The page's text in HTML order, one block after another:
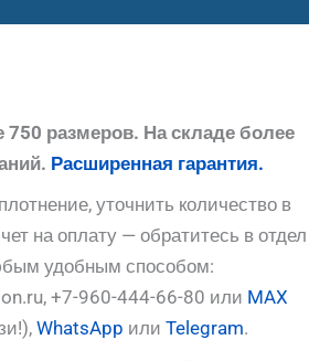
размеров. На складе более
Расширенная гарантия.
уточнить количество в
на оплату — обратитесь в отдел
удобным способом:
+7-960-444-66-80 или MAX
WhatsApp или Telegram.